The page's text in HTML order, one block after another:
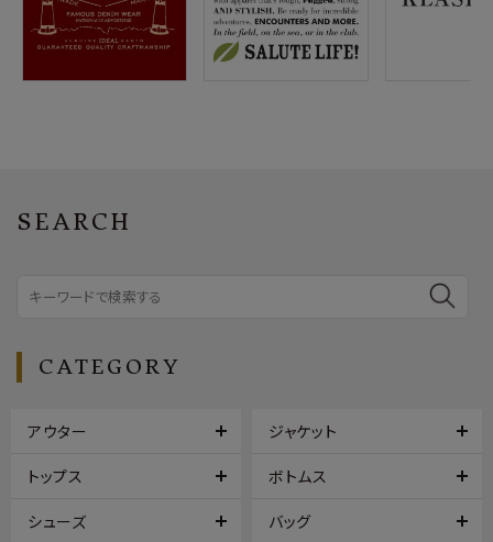
SEARCH
CATEGORY
アウター ジャケット
トップス ボトムス
シューズ バッグ